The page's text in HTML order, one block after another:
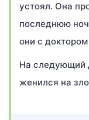
устоял. Она
последнюю
они с
На следующий
женился на